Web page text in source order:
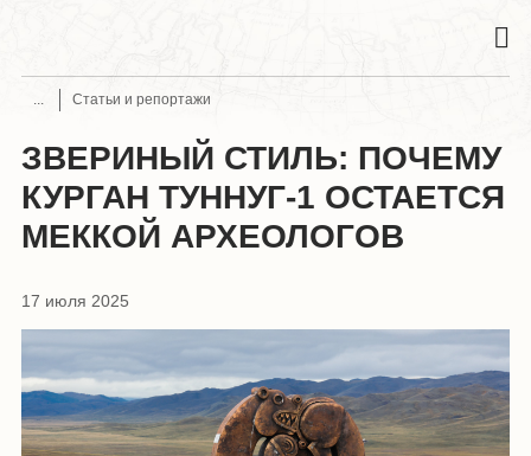
Статьи и репортажи
ЗВЕРИНЫЙ СТИЛЬ: ПОЧЕМУ
КУРГАН ТУННУГ-1 ОСТАЕТСЯ
МЕККОЙ АРХЕОЛОГОВ
17 июля 2025